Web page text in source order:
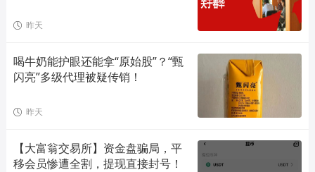
昨天
喝牛奶能护眼还能拿“原始股”？“甄
闪亮”多级代理被疑传销！
昨天
【大富翁交易所】资金盘骗局，平
移会员惨遭全割，提现直接封号！